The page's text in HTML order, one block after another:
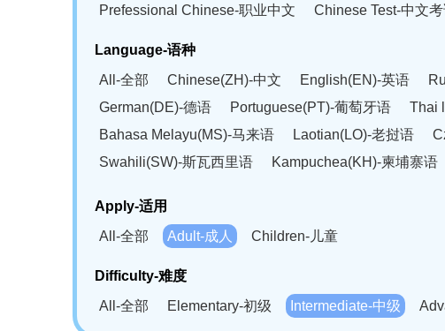
Prefessional Chinese-职业中文 Chinese Test-中文
Language-语种
All-全部
Chinese(ZH)-中文 English(EN)-英语
German(DE)-德语
Portuguese(PT)-葡萄牙语 Thai
Bahasa Melayu(MS)-马来语
Laotian(LO)-老挝语
Swahili(SW)-斯瓦西里语
Kampuchea(KH)-柬埔寨语
Apply-适用
All-全部
Adult-成人 Children-儿童
Difficulty-难度
All-全部
Elementary-初级 Intermediate-中级